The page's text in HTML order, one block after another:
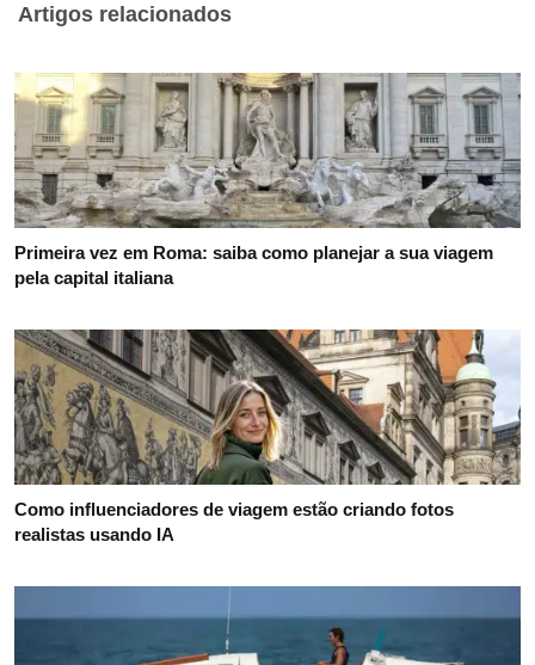
Artigos relacionados
Primeira vez em Roma: saiba como planejar a sua viagem
pela capital italiana
Como influenciadores de viagem estão criando fotos
realistas usando IA